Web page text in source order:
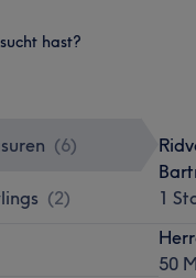
hast?
(6)
(2)
1
50